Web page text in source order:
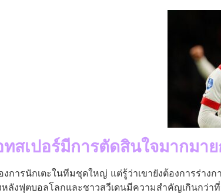
สเปอร์มีการตัดสินใจมากมา
การนักเตะในทีมชุดใหญ่ แต่รู้ว่าเขายังต้องการร่า
ลังฟุตบอลโลกและชาวสวีเดนมีความสําคัญเกินกว่